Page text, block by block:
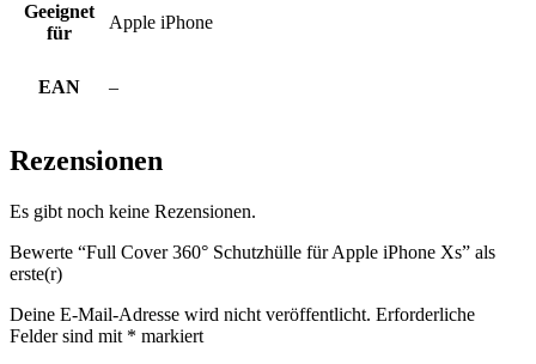
Geeignet
für
Apple iPhone
EAN –
Rezensionen
Es gibt noch keine Rezensionen.
Bewerte “Full Cover 360° Schutzhülle für Apple iPhone Xs” als
erste(r)
Deine E-Mail-Adresse wird nicht veröffentlicht. Erforderliche
Felder sind mit * markiert